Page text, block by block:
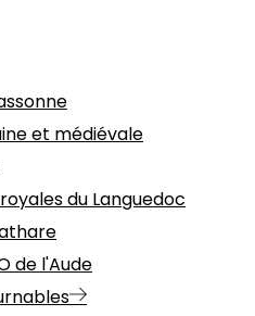
et médiévale
du Languedoc
de l'Aude